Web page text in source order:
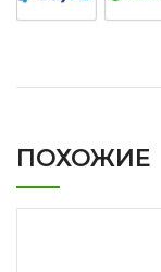
ПОХОЖИЕ